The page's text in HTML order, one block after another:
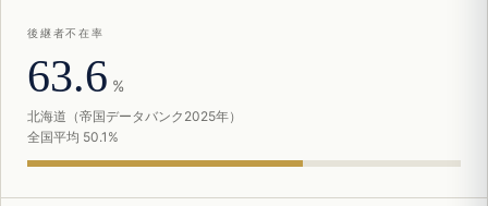
後継者不在率
63.6 %
北海道（帝国データバンク2025年）
全国平均 50.1%